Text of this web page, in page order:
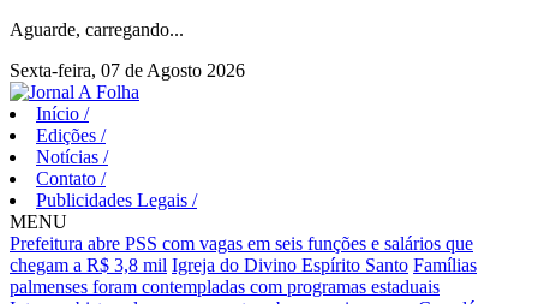
Aguarde, carregando...
Sexta-feira, 07 de Agosto 2026
Início /
Edições /
Notícias /
Contato /
Publicidades Legais /
MENU
Prefeitura abre PSS com vagas em seis funções e salários que
chegam a R$ 3,8 mil Igreja do Divino Espírito Santo Famílias
palmenses foram contempladas com programas estaduais